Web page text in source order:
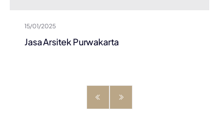
15/01/2025
Jasa Arsitek Purwakarta